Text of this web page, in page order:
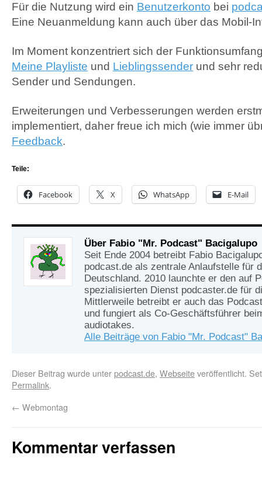
Für die Nutzung wird ein Benutzerkonto bei
Eine Neuanmeldung kann auch über das Mobil-
Im Moment konzentriert sich der
Meine Playliste und Lieblingssender und sehr
Sender und Sendungen.
Erweiterungen und Verbesserungen werden
implementiert, daher freue ich mich (wie immer
Feedback.
Teile:
Facebook X WhatsApp E-Mail
Über Fabio "Mr. Podcast" Bacigalupo
Seit Ende 2004 betreibt Fabio
podcast.de als zentrale Anlaufstelle für
Deutschland. 2010 launchte er den auf
spezialisierten Dienst podcaster.de für
Mittlerweile betreibt er auch das
und fungiert als Co-Geschäftsführer
audiotakes.
Alle Beiträge von Fabio "Mr. Podcast"
Dieser Beitrag wurde unterpodcast.de, Webseiteveröffentlicht.
Permalink.
← Webmontag
Kommentar verfassen